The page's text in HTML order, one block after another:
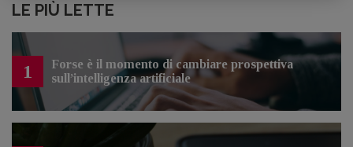
LE PIÙ LETTE
1
Forse è il momento di cambiare prospettiva
sull’intelligenza artificiale